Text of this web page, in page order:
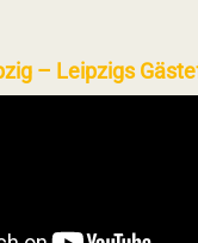
– Leipzigs